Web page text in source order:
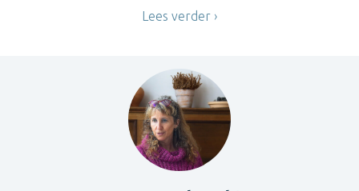
Lees verder